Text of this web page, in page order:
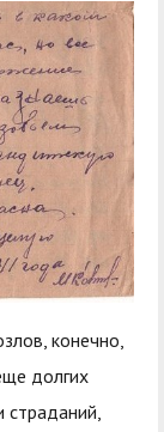
конечно,
долгих